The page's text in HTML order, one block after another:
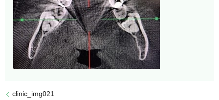
clinic_img021